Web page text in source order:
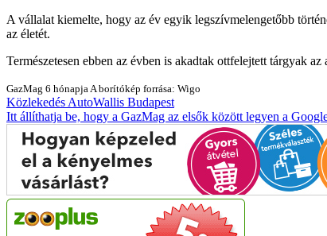
A vállalat kiemelte, hogy az év egyik legszívmelengetőbb
az életét.
Természetesen ebben az évben is akadtak ottfelejtett tárgyak
GazMag 6 hónapja A borítókép forrása: Wigo
Közlekedés AutoWallis Budapest
Itt állíthatja be, hogy a GazMag az elsők között legyen a